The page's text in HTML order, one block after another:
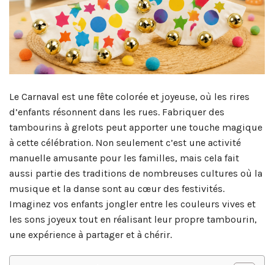
Le Carnaval est une fête colorée et joyeuse, où les rires
d’enfants résonnent dans les rues. Fabriquer des
tambourins à grelots peut apporter une touche magique
à cette célébration. Non seulement c’est une activité
manuelle amusante pour les familles, mais cela fait
aussi partie des traditions de nombreuses cultures où la
musique et la danse sont au cœur des festivités.
Imaginez vos enfants jongler entre les couleurs vives et
les sons joyeux tout en réalisant leur propre tambourin,
une expérience à partager et à chérir.